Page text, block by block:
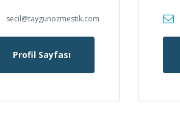
secil@taygunozmestik.com
Profil Sayfası